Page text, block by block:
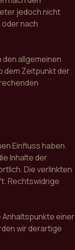
jedoch nicht
nach
allgemeinen
dem Zeitpunkt der
Einfluss haben.
Inhalte der
Die verlinkten
Rechtswidrige
Anhaltspunkte einer
wir derartige